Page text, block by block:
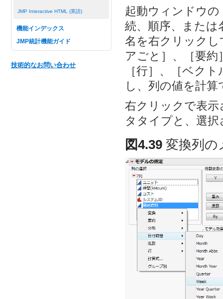
JMP Interactive HTML (英語)
機能インデックス
JMP統計機能ガイド
技術的なお問い合わせ
起動ウィンドウ
続、順序、または
名を右クリックし
アごと］、［要約
［行］、［ベク
し、列の値を計
右クリックで表
タタイプと、選
図4.39 変換列の